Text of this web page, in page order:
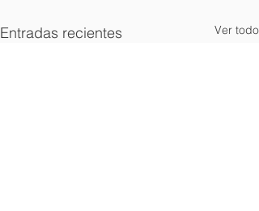
Entradas recientes Ver todo